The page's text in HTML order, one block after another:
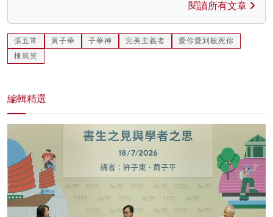
閱讀所有文章
張五常 黃子華 子華神 完美主義者
愛你愛到殺死你
棟篤笑
編輯精選